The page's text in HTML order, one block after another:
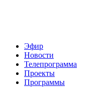
Эфир
Новости
Телепрограмма
Проекты
Программы